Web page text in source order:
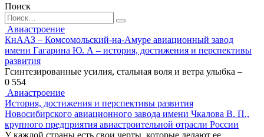
Поиск
Search
for:
Авиастроение
КнААЗ – Комсомольский-на-Амуре авиационный завод
имени Гагарина Ю. А – история, достижения и перспективы
развития
Гсинтезированные усилия, стальная воля и ветра улыбка –
0 554
Авиастроение
История, достижения и перспективы развития
Новосибирского авиационного завода имени Чкалова В. П.,
крупного предприятия авиастроительной отрасли России
У каждой страны есть свои черты, которые делают ее